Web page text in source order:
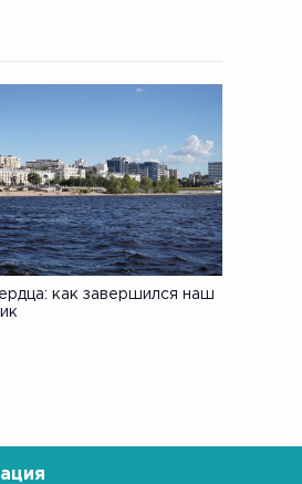
как завершился наш